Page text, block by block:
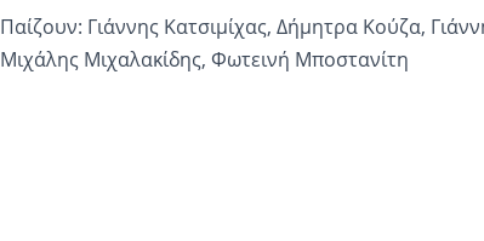
Παίζουν: Γιάννης Κατσιμίχας, Δήμητρα Κούζα,
Μιχάλης Μιχαλακίδης, Φωτεινή Μποστανίτη